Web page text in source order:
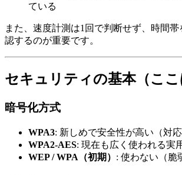
ている
また、速度計測は1回で判断せず、時間
認するのが重要です。
セキュリティの基本（ここ
暗号化方式
WPA3: 新しめで安全性が高い（対応
WPA2-AES: 現在も広く使われる実
WEP / WPA（初期） : 使わない（脆